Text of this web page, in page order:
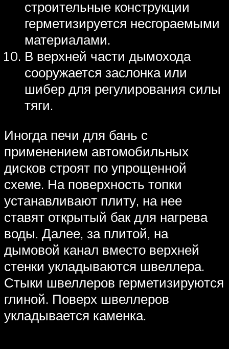
строительные конструкции
герметизируется несгораемыми
материалами.
В верхней части дымохода
сооружается заслонка или
шибер для регулирования силы
тяги.
Иногда печи для бань с
применением автомобильных
дисков строят по упрощенной
схеме. На поверхность топки
устанавливают плиту, на нее
ставят открытый бак для нагрева
воды. Далее, за плитой, на
дымовой канал вместо верхней
стенки укладываются швеллера.
Стыки швеллеров герметизируются
глиной. Поверх швеллеров
укладывается каменка.